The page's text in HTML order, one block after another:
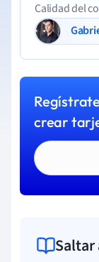
Calidad del
crear
Saltar